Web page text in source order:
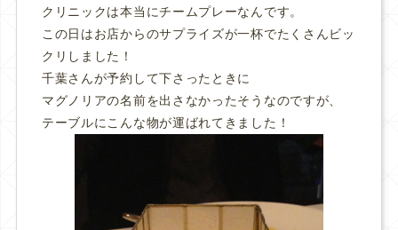
クリニックは本当にチームプレーなんです。
この日はお店からのサプライズが一杯でたくさんビッ
クリしました！
千葉さんが予約して下さったときに
マグノリアの名前を出さなかったそうなのですが、
テーブルにこんな物が運ばれてきました！